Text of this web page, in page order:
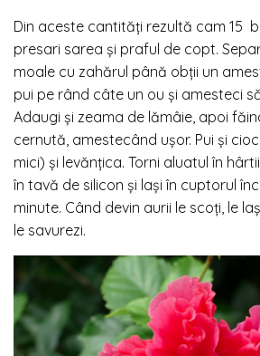
Din aceste cantități rezultă cam 15
presari sarea și praful de copt.
moale cu zahărul până obții un
pui pe rând câte un ou și amesteci
Adaugi și zeama de lămâie, apoi
cernută, amestecând ușor. Pui și
mici) și levănțica. Torni alu­atul în
în tavă de silicon și lași în cuptorul
minute. Când devin aurii le scoți, le
le savurezi.